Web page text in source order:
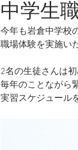
中学生
今年も岩倉中学校
職場体験を実施い
2名の生徒さんは
毎年のことながら
実習スケジュール